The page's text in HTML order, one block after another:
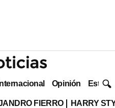
Internacional Opinión Estilo
FIERRO HARRY